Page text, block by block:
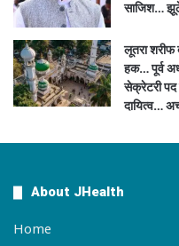
साजिश… झूठे
लूतरा
हक… पूर्व
सेक्रेटरी पद
दायित्व…
About JHealth
Home